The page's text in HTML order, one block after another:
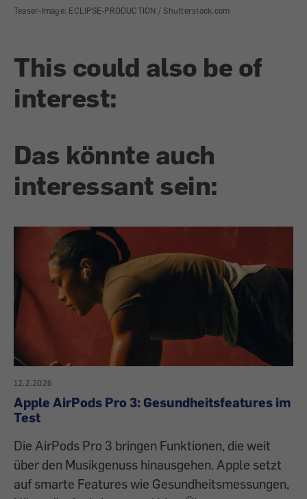
Teaser-Image: ECLIPSE-PRODUCTION / Shutterstock.com
This could also be of
interest:
Das könnte auch
interessant sein:
12.2.2026
Apple AirPods Pro 3: Gesundheitsfeatures im
Test
Die AirPods Pro 3 bringen Funktionen, die weit
über den Musikgenuss hinausgehen. Apple setzt
auf smarte Features wie Gesundheitsmessungen,